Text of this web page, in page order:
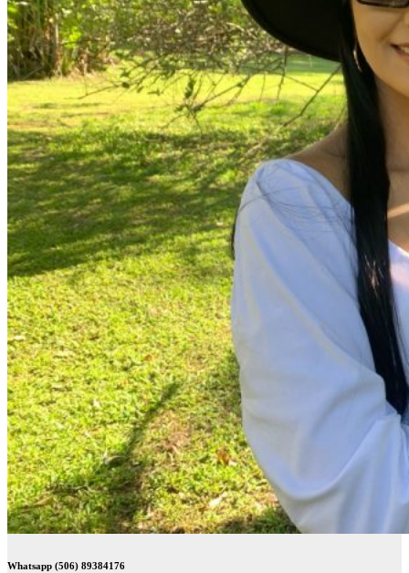
Whatsapp (506) 89384176